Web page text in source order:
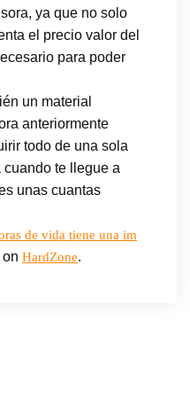
ya que no solo
el precio valor del
para poder
un material
anteriormente
todo de una sola
te llegue a
unas cuantas
de vida tiene una im
HardZone.